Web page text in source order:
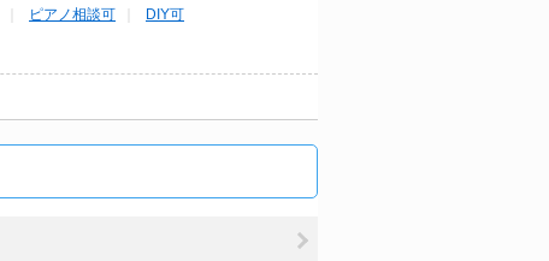
ピアノ相談可 DIY可